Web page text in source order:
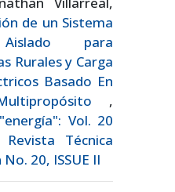
de un Sistema
para
Rurales y Carga
Basado En
,
Vol. 20
Técnica
20, ISSUE II